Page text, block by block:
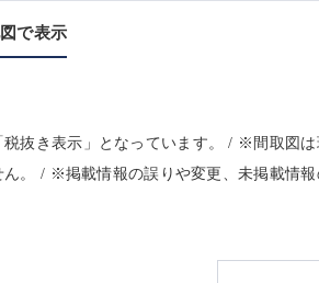
で表示
抜き表示」となっています。 / ※間取図
。 / ※掲載情報の誤りや変更、未掲載情